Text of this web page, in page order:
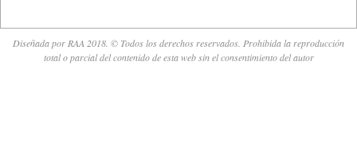
Diseñada por RAA 2018. © Todos los derechos reservados. Prohibida la reproducción
total o parcial del contenido de esta web sin el consentimiento del autor